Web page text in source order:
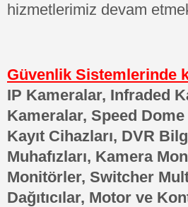
hizmetlerimiz devam
Güvenlik Sistemlerinde
IP Kameralar, Infraded
Kameralar, Speed
Kayıt Cihazları, DVR
Muhafızları, Kamera
Monitörler, Switcher
Dağıtıcılar, Motor ve